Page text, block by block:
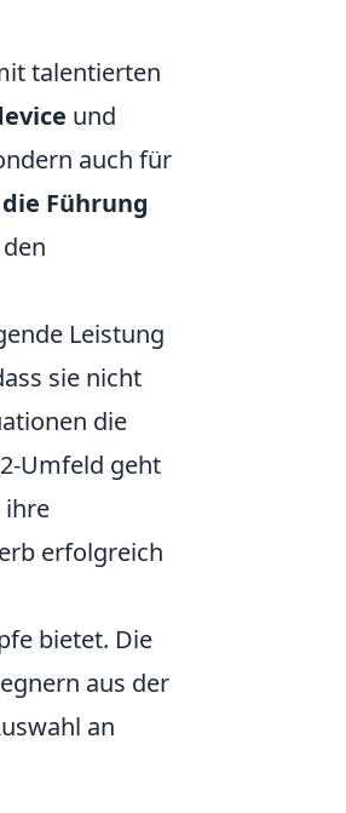
talentierten
und
auch für
Führung
Leistung
sie nicht
die
Umfeld geht
ihre
erfolgreich
bietet. Die
aus der
an